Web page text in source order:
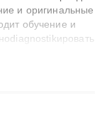
и оригинальные
обучение и
от замены